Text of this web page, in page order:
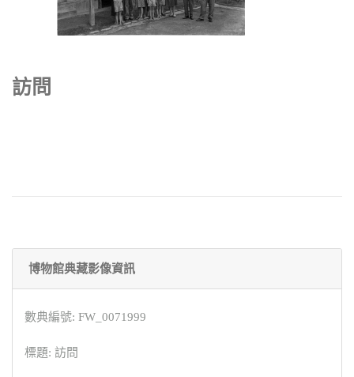
訪問
博物館典藏影像資訊
數典編號: FW_0071999
標題: 訪問